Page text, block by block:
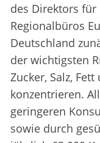
des Direktors für
Regionalbüros
Deutschland
der wichtigsten
Zucker, Salz,
konzentrieren.
geringeren
sowie durch